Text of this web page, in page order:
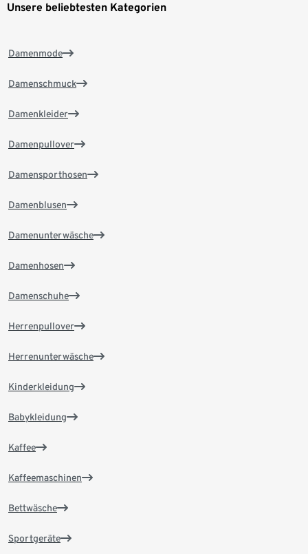
Unsere beliebtesten Kategorien
Damenmode
Damenschmuck
Damenkleider
Damenpullover
Damensporthosen
Damenblusen
Damenunterwäsche
Damenhosen
Damenschuhe
Herrenpullover
Herrenunterwäsche
Kinderkleidung
Babykleidung
Kaffee
Kaffeemaschinen
Bettwäsche
Sportgeräte